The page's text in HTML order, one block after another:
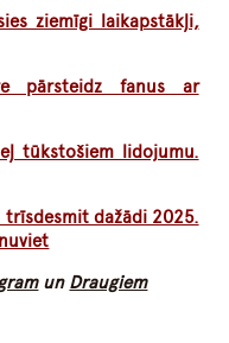
ziemīgi laikapstākļi,
pārsteidz fanus ar
tūkstošiem lidojumu.
dažādi 2025.
un Draugiem